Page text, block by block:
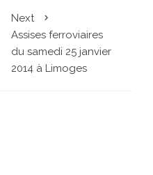
Next
Assises ferroviaires
du samedi 25 janvier
2014 à Limoges